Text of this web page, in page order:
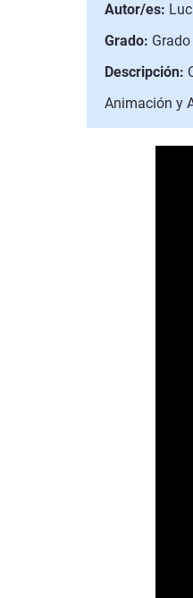
Autor/es:
Grado:
Descripción:
Animación y